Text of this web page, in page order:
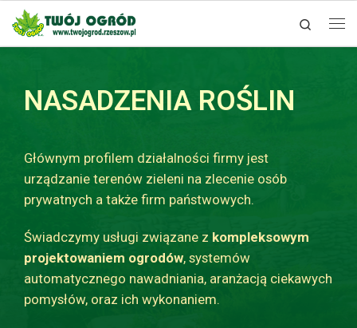
Skip to content Search
NASADZENIA ROŚLIN
Głównym profilem działalności firmy jest
urządzanie terenów zieleni na zlecenie osób
prywatnych a także firm państwowych.
Świadczymy usługi związane z kompleksowym
projektowaniem ogrodów, systemów
automatycznego nawadniania, aranżacją ciekawych
pomysłów, oraz ich wykonaniem.